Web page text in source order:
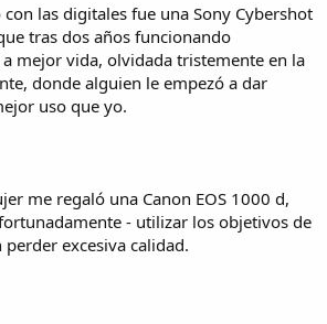
las digitales fue una Sony Cybershot
tras dos años funcionando
mejor vida, olvidada tristemente en la
donde alguien le empezó a dar
uso que yo.
me regaló una Canon EOS 1000 d,
- utilizar los objetivos de
excesiva calidad.